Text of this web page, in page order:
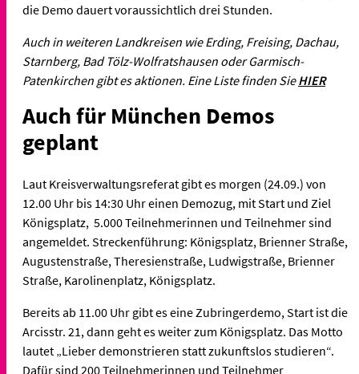
die Demo dauert voraussichtlich drei Stunden.
Auch in weiteren Landkreisen wie Erding, Freising, Dachau,
Starnberg, Bad Tölz-Wolfratshausen oder Garmisch-
Patenkirchen gibt es aktionen. Eine Liste finden SieHIER
Auch für München Demos
geplant
Laut Kreisverwaltungsreferat gibt es morgen (24.09.) von
12.00 Uhr bis 14:30 Uhr einen Demozug, mit Start und Ziel
Königsplatz, 5.000 Teilnehmerinnen und Teilnehmer sind
angemeldet. Streckenführung: Königsplatz, Brienner Straße,
Augustenstraße, Theresienstraße, Ludwigstraße, Brienner
Straße, Karolinenplatz, Königsplatz.
Bereits ab 11.00 Uhr gibt es eine Zubringerdemo, Start ist die
Arcisstr. 21, dann geht es weiter zum Königsplatz. Das Motto
lautet „Lieber demonstrieren statt zukunftslos studieren“.
Dafür sind 200 Teilnehmerinnen und Teilnehmer